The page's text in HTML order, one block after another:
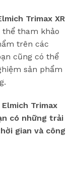
Trimax XR
thể tham khảo
trên các
cũng có thể
sản phẩm
Trimax
có những trải
gian và công